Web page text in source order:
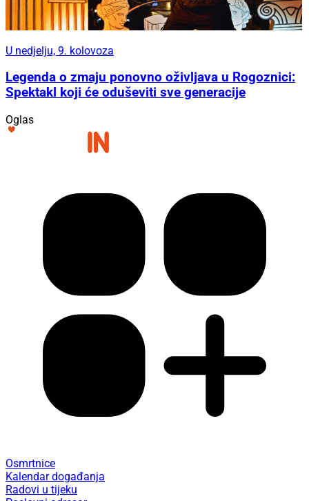
U nedjelju, 9. kolovoza
Legenda o zmaju ponovno oživljava u Rogoznici:
Spektakl koji će oduševiti sve generacije
Oglas
Osmrtnice
Kalendar događanja
Radovi u tijeku